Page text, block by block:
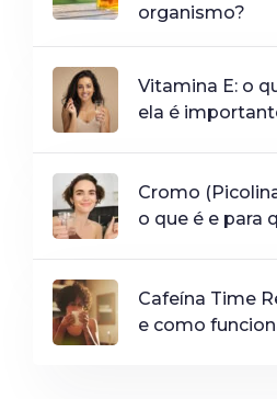
organismo?
Vitamina E: o
ela é
Cromo
o que é e para
Cafeína Time
e como